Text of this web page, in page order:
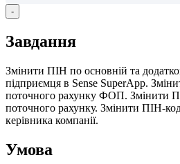
-
Завдання
Змінити ПІН по основній та додатко
підприємця в Sense SuperApp. Зміни
поточного рахунку ФОП. Змінити П
поточного рахунку. Змінити ПІН-ко
керівника компанії.
Умова